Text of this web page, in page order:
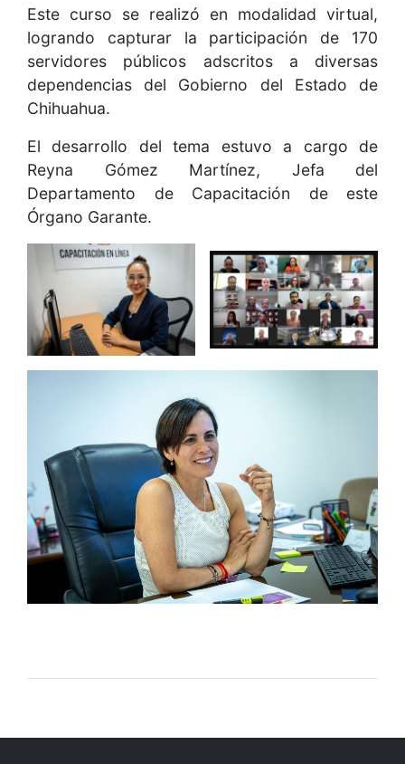
Este curso se realizó en modalidad virtual,
logrando capturar la participación de 170
servidores públicos adscritos a diversas
dependencias del Gobierno del Estado de
Chihuahua.
El desarrollo del tema estuvo a cargo de
Reyna Gómez Martínez, Jefa del
Departamento de Capacitación de este
Órgano Garante.